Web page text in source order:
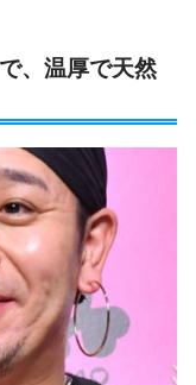
、温厚で天然